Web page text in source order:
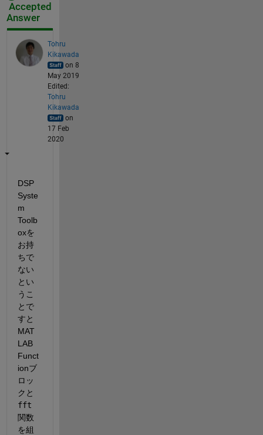
Accepted
Answer
Tohru
Kikawada
on 8
May 2019
Edited:
Tohru
Kikawada
on
17 Feb
2020
DSP
Syste
m
Toolb
oxを
お持
ちで
ない
とい
うこ
とで
すと
MAT
LAB
Funct
ionブ
ロッ
クと
fft
関数
を組